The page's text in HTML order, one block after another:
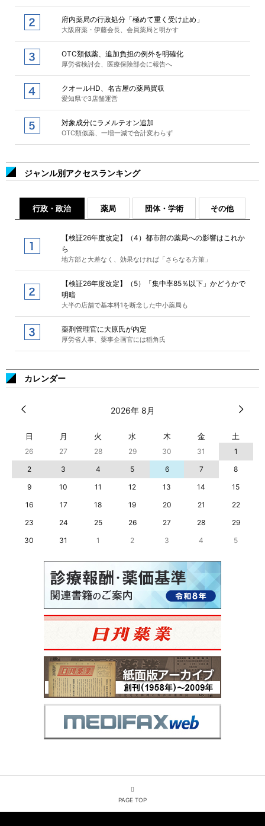
府内薬局の行政処分「極めて重く受け止め」
大阪府薬・伊藤会長、会員薬局と明かす
OTC類似薬、追加負担の例外を明確化
厚労省検討会、医療保険部会に報告へ
クオールHD、名古屋の薬局買収
愛知県で3店舗運営
対象成分にラメルテオン追加
OTC類似薬、一増一減で合計変わらず
ジャンル別アクセスランキング
行政・政治 薬局 団体・学術 その他
【検証26年度改定】（4）都市部の薬局への影響はこれか
ら
地方部と大差なく、効果なければ「さらなる方策」
【検証26年度改定】（5）「集中率85％以下」かどうかで
明暗
大半の店舗で基本料1を断念した中小薬局も
薬剤管理官に大原氏が内定
厚労省人事、薬事企画官には稲角氏
カレンダー
2026年 8月
日 月 火 水 木 金 土
26 27 28 29 30 31
1
2
3 4 5 6 7
8
9
10 11 12 13 14
15
16
17 18 19 20 21
22
23
24 25 26 27 28
29
30
31 1 2 3 4 5
PAGE TOP